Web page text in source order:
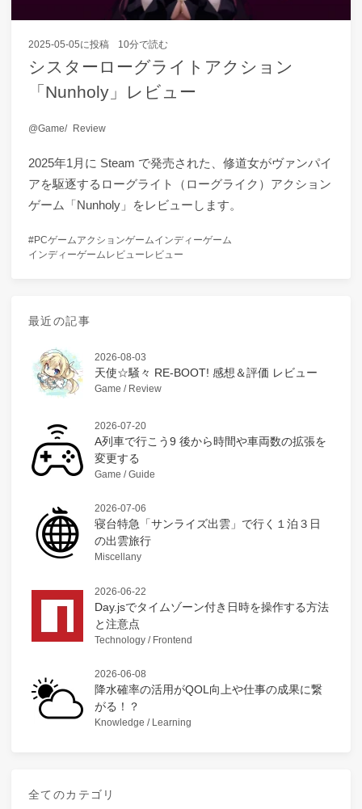
2025-05-05に投稿 10分で読む
シスターローグライトアクション
「Nunholy」レビュー
Game Review
2025年1月に Steam で発売された、修道女がヴァンパイ
アを駆逐するローグライト（ローグライク）アクション
ゲーム「Nunholy」をレビューします。
PCゲームアクションゲームインディーゲーム
インディーゲームレビュー レビュー
最近の記事
2026-08-03
天使☆騒々 RE-BOOT! 感想＆評価 レビュー
Game / Review
2026-07-20
A列車で行こう9 後から時間や車両数の拡張を
変更する
Game / Guide
2026-07-06
寝台特急「サンライズ出雲」で行く１泊３日
の出雲旅行
Miscellany
2026-06-22
Day.jsでタイムゾーン付き日時を操作する方法
と注意点
Technology / Frontend
2026-06-08
降水確率の活用がQOL向上や仕事の成果に繋
がる！？
Knowledge / Learning
全てのカテゴリ